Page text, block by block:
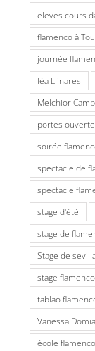
eleves cours
flamenco à
journée
léa Llinares
Melchior
portes
soirée
spectacle de
spectacle
stage d'été
stage de
Stage de
stage
tablao
Vanessa
école flamenco